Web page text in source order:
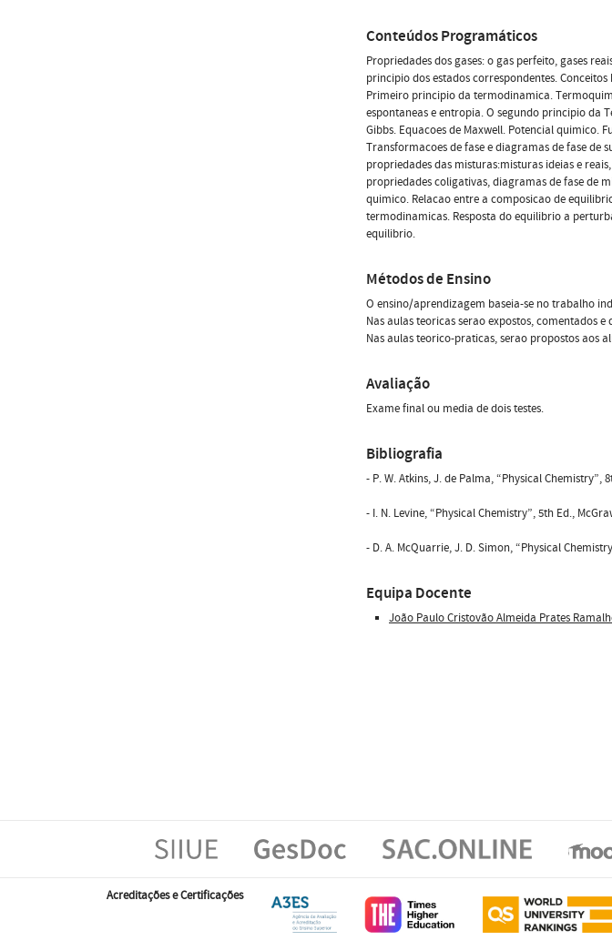
Conteúdos Programáticos
Propriedades dos gases: o gas perfeito, gases
principio dos estados correspondentes.
Primeiro principio da termodinamica.
espontaneas e entropia. O segundo principio da
Gibbs. Equacoes de Maxwell. Potencial quimico.
Transformacoes de fase e diagramas de fase de
propriedades das misturas:misturas ideias e
propriedades coligativas, diagramas de fase de
quimico. Relacao entre a composicao de
termodinamicas. Resposta do equilibrio a
equilibrio.
Métodos de Ensino
O ensino/aprendizagem baseia-se no trabalho
Nas aulas teoricas serao expostos, comentados
Nas aulas teorico-praticas, serao propostos aos
Avaliação
Exame final ou media de dois testes.
Bibliografia
- P. W. Atkins, J. de Palma, “Physical Chemistry”,
- I. N. Levine, “Physical Chemistry”, 5th Ed.,
- D. A. McQuarrie, J. D. Simon, “Physical
Equipa Docente
João Paulo Cristovão Almeida Prates
Acreditações e Certificações